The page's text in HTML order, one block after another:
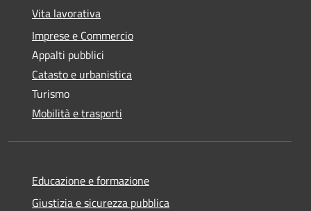
Vita lavorativa
Imprese e Commercio
Appalti pubblici
Catasto e urbanistica
Turismo
Mobilità e trasporti
Educazione e formazione
Giustizia e sicurezza pubblica